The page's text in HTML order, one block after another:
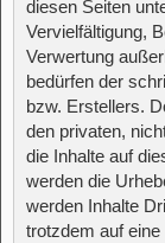
diesen Seiten
Vervielfältigung,
Verwertung
bedürfen der
bzw. Erstellers.
den privaten,
die Inhalte auf
werden die
werden Inhalte
trotzdem auf